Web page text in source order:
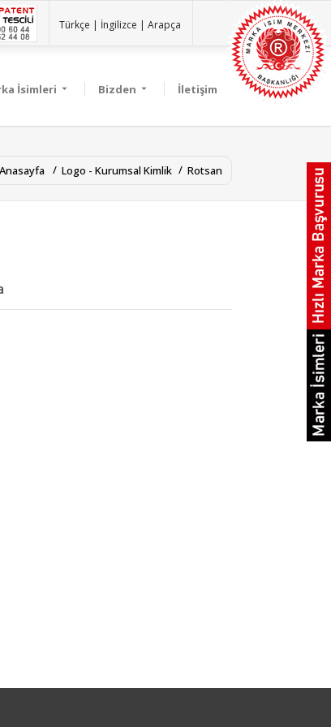
Türkçe | İngilizce | Arapça
İsimleri Bizden İletişim
Anasayfa Logo - Kurumsal Kimlik Rotsan